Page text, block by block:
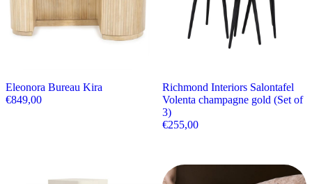
Eleonora Bureau Kira
€849,00
Richmond Interiors Salontafel
Volenta champagne gold (Set of
3)
€255,00